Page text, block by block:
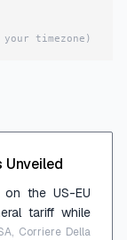
timezone)
Unveiled
on the US-EU
tariff while
Corriere Della